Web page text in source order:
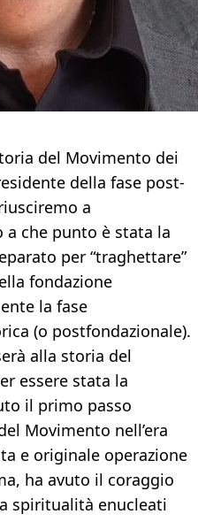
del Movimento dei
della fase post-
a
che punto è stata la
per “traghettare”
fondazione
la fase
(o postfondazionale).
alla storia del
essere stata la
il primo passo
Movimento nell’era
e originale operazione
ha avuto il coraggio
spiritualità enucleati